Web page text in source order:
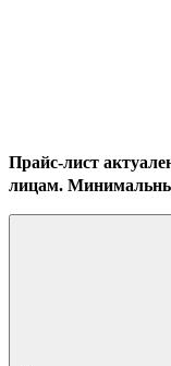
Прайс-лист
лицам.